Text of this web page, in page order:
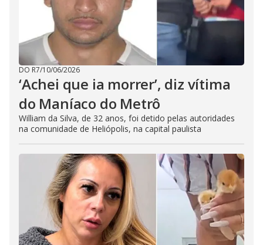
DO R7/10/06/2026
‘Achei que ia morrer’, diz vítima
do Maníaco do Metrô
William da Silva, de 32 anos, foi detido pelas autoridades
na comunidade de Heliópolis, na capital paulista